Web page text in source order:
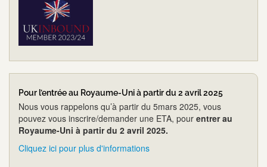
Pour l’entrée au Royaume-Uni à partir du 2 avril 2025
Nous vous rappelons qu’à partir du 5mars 2025, vous
pouvez vous inscrire/demander une ETA, pour entrer au
Royaume-Uni à partir du 2 avril 2025.
Cliquez ici pour plus d'informations